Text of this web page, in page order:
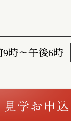
9時～午後6時